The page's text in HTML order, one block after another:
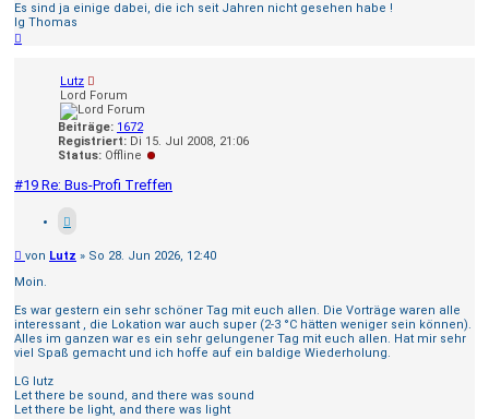
Es sind ja einige dabei, die ich seit Jahren nicht gesehen habe !
lg Thomas
Lutz
Lord Forum
Beiträge: 1672
Registriert: Di 15. Jul 2008, 21:06
Status: Offline
#19 Re: Bus-Profi Treffen
Beitrag
von Lutz » So 28. Jun 2026, 12:40
Moin.
Es war gestern ein sehr schöner Tag mit euch allen. Die Vorträge waren alle
interessant , die Lokation war auch super (2-3 °C hätten weniger sein können).
Alles im ganzen war es ein sehr gelungener Tag mit euch allen. Hat mir sehr
viel Spaß gemacht und ich hoffe auf ein baldige Wiederholung.
LG lutz
Let there be sound, and there was sound
Let there be light, and there was light